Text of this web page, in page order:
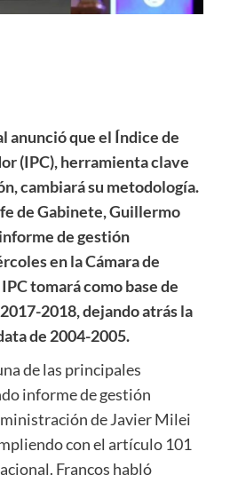
anunció que el Índice de
(IPC), herramienta clave
cambiará su metodología.
de Gabinete, Guillermo
de gestión
en la Cámara de
tomará como base de
2018, dejando atrás la
de 2004-2005.
de las principales
informe de gestión
de Javier Milei
con el artículo 101
Francos habló